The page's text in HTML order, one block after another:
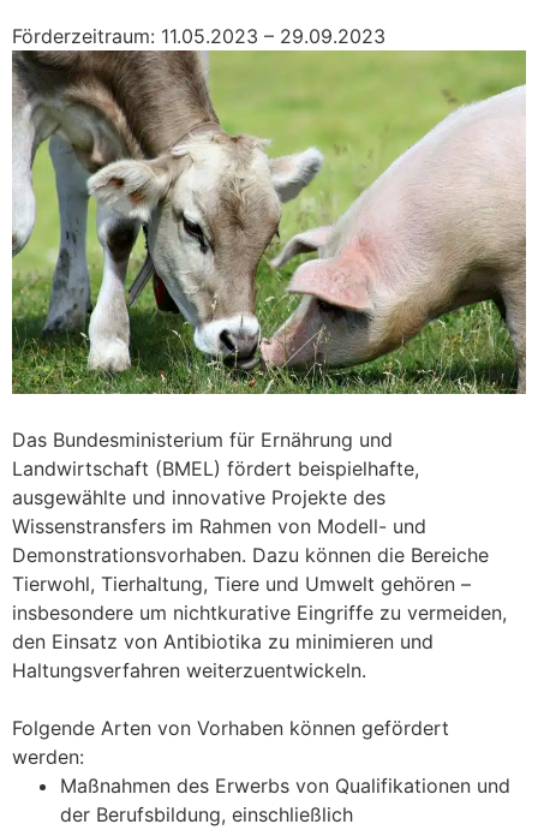
Förderzeitraum: 11.05.2023 – 29.09.2023
Das Bundesministerium für Ernährung und
Landwirtschaft (BMEL) fördert beispielhafte,
ausgewählte und innovative Projekte des
Wissenstransfers im Rahmen von Modell- und
Demonstrationsvorhaben. Dazu können die Bereiche
Tierwohl, Tierhaltung, Tiere und Umwelt gehören –
insbesondere um nichtkurative Eingriffe zu vermeiden,
den Einsatz von Antibiotika zu minimieren und
Haltungsverfahren weiterzuentwickeln.
Folgende Arten von Vorhaben können gefördert
werden:
Maßnahmen des Erwerbs von Qualifikationen und
der Berufsbildung, einschließlich